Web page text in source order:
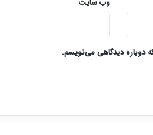
دوباره دیدگاهی می‌نویسم.